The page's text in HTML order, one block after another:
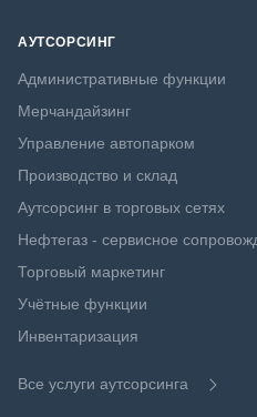
АУТСОРСИНГ
Административные функции
Мерчандайзинг
Управление автопарком
Производство и склад
Аутсорсинг в торговых сетях
Нефтегаз - сервисное
Торговый маркетинг
Учётные функции
Инвентаризация
Все услуги аутсорсинга